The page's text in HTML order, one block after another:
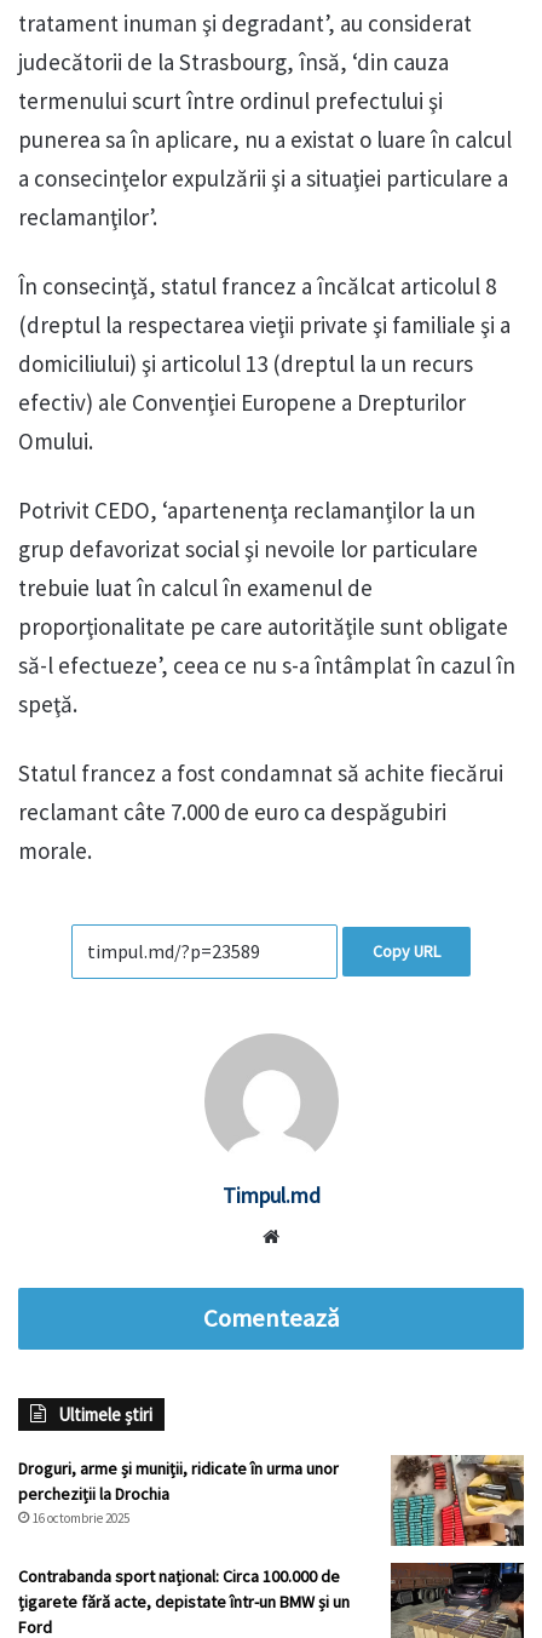
tratament inuman şi degradant’, au considerat
judecătorii de la Strasbourg, însă, ‘din cauza
termenului scurt între ordinul prefectului şi
punerea sa în aplicare, nu a existat o luare în calcul
a consecinţelor expulzării şi a situaţiei particulare a
reclamanţilor’.
În consecinţă, statul francez a încălcat articolul 8
(dreptul la respectarea vieţii private şi familiale şi a
domiciliului) şi articolul 13 (dreptul la un recurs
efectiv) ale Convenţiei Europene a Drepturilor
Omului.
Potrivit CEDO, ‘apartenenţa reclamanţilor la un
grup defavorizat social şi nevoile lor particulare
trebuie luat în calcul în examenul de
proporţionalitate pe care autorităţile sunt obligate
să-l efectueze’, ceea ce nu s-a întâmplat în cazul în
speţă.
Statul francez a fost condamnat să achite fiecărui
reclamant câte 7.000 de euro ca despăgubiri
morale.
Copy URL
Timpul.md
Comentează
Ultimele știri
Droguri, arme și muniții, ridicate în urma unor
percheziții la Drochia
16 octombrie 2025
Contrabanda sport național: Circa 100.000 de
țigarete fără acte, depistate într-un BMW și un
Ford